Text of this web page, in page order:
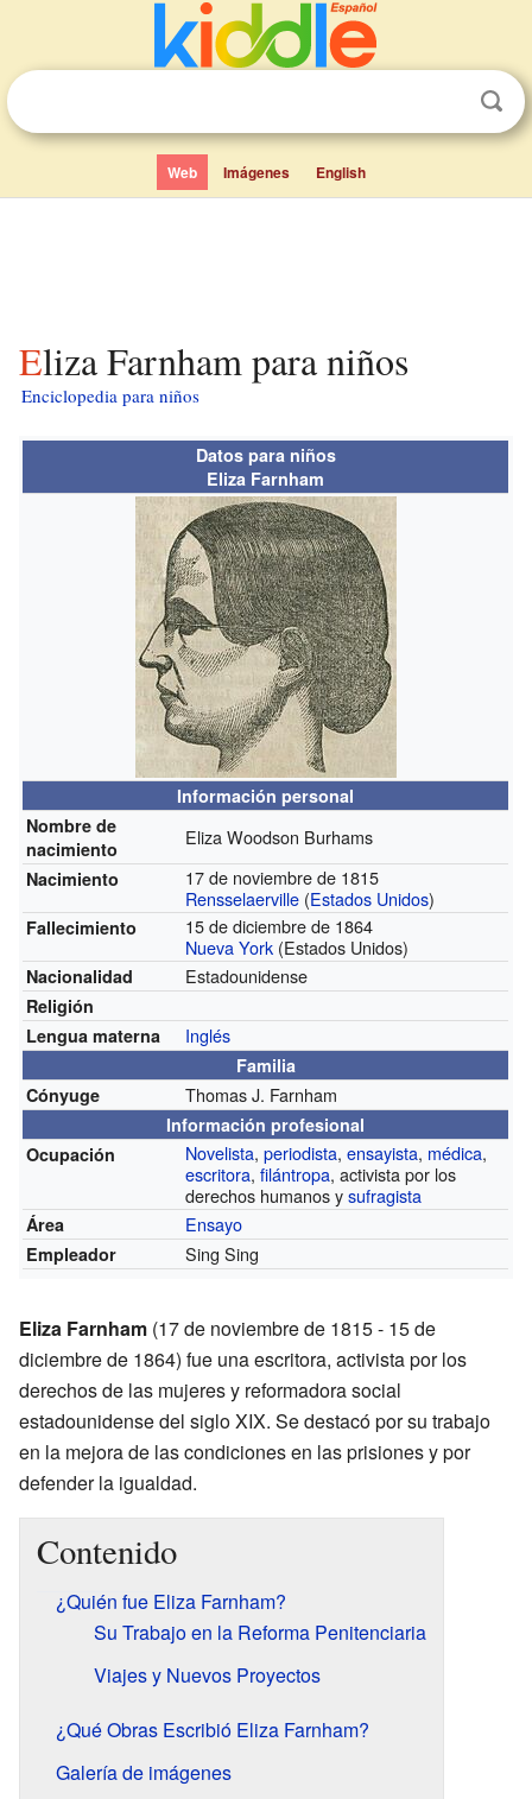
Web Imágenes English
Eliza Farnham para niños
Enciclopedia para niños
Datos para niños
Eliza Farnham
Información personal
Nombre de
nacimiento
Eliza Woodson Burhams
Nacimiento
17 de noviembre de 1815
Rensselaerville (Estados Unidos)
Fallecimiento
15 de diciembre de 1864
Nueva York (Estados Unidos)
Nacionalidad Estadounidense
Religión
Lengua materna
Inglés
Familia
Cónyuge
Thomas J. Farnham
Información profesional
Ocupación
Novelista,periodista,ensayista, médica,
escritora,filántropa, activista por los
derechos humanos ysufragista
Área Ensayo
Empleador Sing Sing
Eliza Farnham (17 de noviembre de 1815 - 15 de
diciembre de 1864) fue una escritora, activista por los
derechos de las mujeres y reformadora social
estadounidense del siglo XIX. Se destacó por su trabajo
en la mejora de las condiciones en las prisiones y por
defender la igualdad.
Contenido
¿Quién fue Eliza Farnham?
Su Trabajo en la Reforma Penitenciaria
Viajes y Nuevos Proyectos
¿Qué Obras Escribió Eliza Farnham?
Galería de imágenes